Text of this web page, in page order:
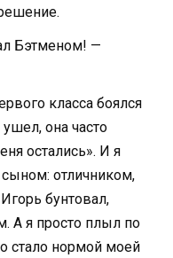
Бэтменом! —
класса боялся
она часто
остались». И я
отличником,
бунтовал,
А я просто плыл по
стало нормой моей